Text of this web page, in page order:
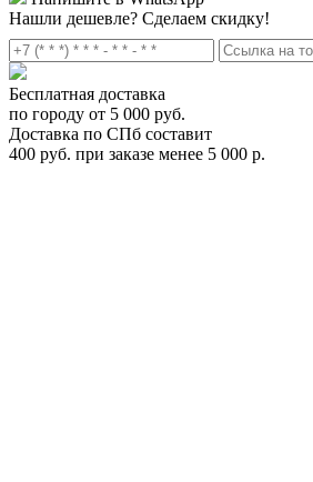
Нашли дешевле? Сделаем скидку!
Бесплатная доставка
по городу от 5 000 руб.
Доставка по СПб составит
400 руб. при заказе менее 5 000 р.